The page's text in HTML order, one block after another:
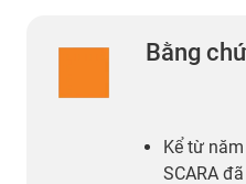
Bằng
Kể từ
SCARA